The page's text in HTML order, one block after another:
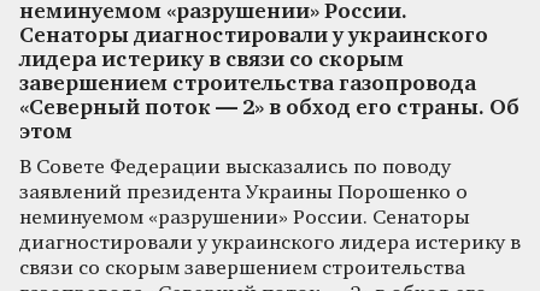
неминуемом «разрушении» России.
Сенаторы диагностировали у украинского
лидера истерику в связи со скорым
завершением строительства газопровода
«Северный поток — 2» в обход его страны. Об
этом
В Совете Федерации высказались по поводу
заявлений президента Украины Порошенко о
неминуемом «разрушении» России. Сенаторы
диагностировали у украинского лидера истерику в
связи со скорым завершением строительства